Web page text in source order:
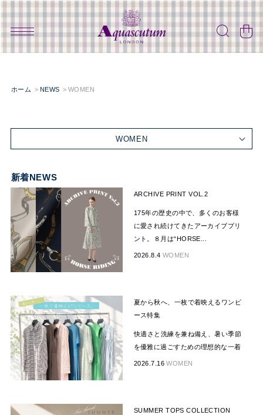
ホーム NEWS WOMEN
WOMEN
新着NEWS
ARCHIVE PRINT VOL.2
175年の歴史の中で、多くのお客様
に愛され続けてきたアーカイブプリ
ント。８月は“HORSE...
2026.8.4 WOMEN
夏から秋へ、一枚で着映えるワンピ
ース特集
快適さと洗練を兼ね備え、暑い季節
を優雅に過ごすための理想的な一着
2026.7.16WOMEN
SUMMER TOPS COLLECTION